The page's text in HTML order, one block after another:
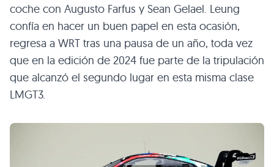
coche con Augusto Farfus y Sean Gelael. Leung
confía en hacer un buen papel en esta ocasión,
regresa a WRT tras una pausa de un año, toda vez
que en la edición de 2024 fue parte de la tripulación
que alcanzó el segundo lugar en esta misma clase
LMGT3.